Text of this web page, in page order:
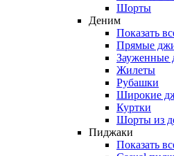
Шорты
Деним
Показать
Прямые
Зауженные
Жилеты
Рубашки
Широкие
Куртки
Шорты из
Пиджаки
Показать